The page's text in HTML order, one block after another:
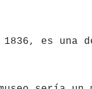
es una